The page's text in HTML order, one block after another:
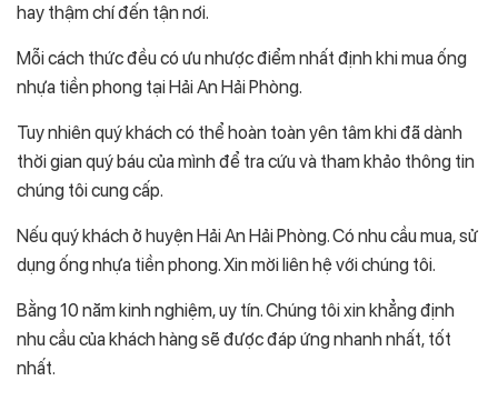
hay thậm chí đến tận nơi.
Mỗi cách thức đều có ưu nhược điểm nhất định khi mua ống
nhựa tiền phong tại Hải An Hải Phòng.
Tuy nhiên quý khách có thể hoàn toàn yên tâm khi đã dành
thời gian quý báu của mình để tra cứu và tham khảo thông tin
chúng tôi cung cấp.
Nếu quý khách ở huyện Hải An Hải Phòng. Có nhu cầu mua, sử
dụng ống nhựa tiền phong. Xin mời liên hệ với chúng tôi.
Bằng 10 năm kinh nghiệm, uy tín. Chúng tôi xin khẳng định
nhu cầu của khách hàng sẽ được đáp ứng nhanh nhất, tốt
nhất.